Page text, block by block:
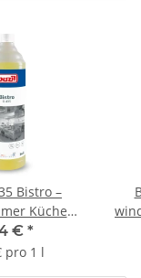
Bistro –
Küchen-
für
€ *
pro 1 l